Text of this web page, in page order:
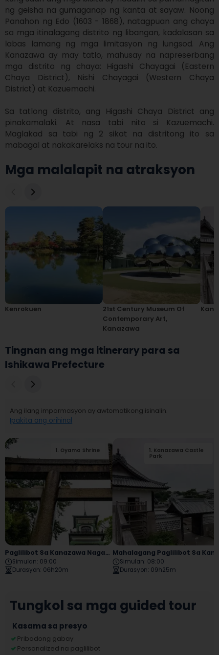
ng geisha na gumaganap ng kanta at sayaw. Noong
Panahon ng Edo (1603 - 1868), natagpuan ang chaya
sa mga itinalagang distrito ng libangan, kadalasan sa
labas lamang ng mga limitasyon ng lungsod. Ang
Kanazawa ay may tatlo, mahusay na napreserbang
mga distrito ng chaya: Higashi Chayagai (Eastern
Chaya District), Nishi Chayagai (Western Chaya
District) at Kazuemachi.
Sa tatlong distrito, ang Higashi Chaya District ang
pinakamalaki. At nasa tabi nito si Kazuemachi.
Maglakad sa tabi ng 2 sikat na distritong ito sa
mabagal at nakakarelaks na tour na ito.
Mga malalapit na atraksyon
Kenrokuen
21st Century Museum Of
Contemporary Art,
Kanazawa
Tingnan ang mga itinerary para sa
Ishikawa Prefecture
Ang ilang impormasyon ay awtomatikong isinalin.
Ipakita ang orihinal
1. Oyama Shrine 2 Kanazawa City
Ashigaru Museum
Paglilibot Sa Kanazawa Nagamachi Nishi Chaya
Simulan: 09:00
Durasyon: 06h20m
1. Kanazawa Castle
Park
Simulan: 08:00
Durasyon: 09h25m
Tungkol sa mga guided tour
Kasama sa presyo
Pribadong gabay
Personalized na paglilibot